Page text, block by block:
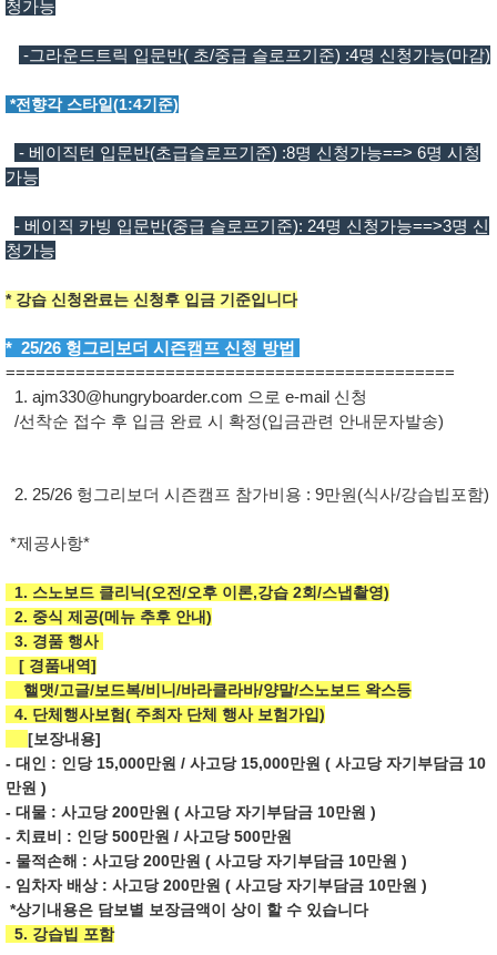
청가능
-그라운드트릭 입문반( 초/중급 슬로프기준) :4명 신청가능(마감)
*전향각 스타일(1:4기준)
- 베이직턴 입문반(초급슬로프기준) :8명 신청가능==> 6명 시청
가능
- 베이직 카빙 입문반(중급 슬로프기준): 24명 신청가능==>3명 신
청가능
* 강습 신청완료는 신청후 입금 기준입니다
* 25/26 헝그리보더 시즌캠프 신청 방법
=============================================
1. ajm330@hungryboarder.com 으로 e-mail 신청
/선착순 접수 후 입금 완료 시 확정(입금관련 안내문자발송)
2. 25/26 헝그리보더 시즌캠프 참가비용 : 9만원(식사/강습빕포함)
*제공사항*
1. 스노보드 클리닉(오전/오후 이론,강습 2회/스냅촬영)
2. 중식 제공(메뉴 추후 안내)
3. 경품 행사
[ 경품내역]
핼맷/고글/보드복/비니/바라클라바/양말/스노보드 왁스등
4. 단체행사보험( 주최자 단체 행사 보험가입)
[보장내용]
- 대인 : 인당 15,000만원 / 사고당 15,000만원 ( 사고당 자기부담금 10
만원 )
- 대물 : 사고당 200만원 ( 사고당 자기부담금 10만원 )
- 치료비 : 인당 500만원 / 사고당 500만원
- 물적손해 : 사고당 200만원 ( 사고당 자기부담금 10만원 )
- 임차자 배상 : 사고당 200만원 ( 사고당 자기부담금 10만원 )
*상기내용은 담보별 보장금액이 상이 할 수 있습니다
5. 강습빕 포함